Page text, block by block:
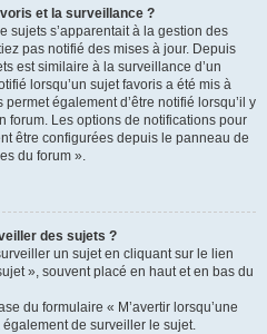
et la surveillance ?
sujets s’apparentait à la gestion des
pas notifié des mises à jour. Depuis
est similaire à la surveillance d’un
lorsqu’un sujet favoris a été mis à
également d’être notifié lorsqu’il y
forum. Les options de notifications pour
être configurées depuis le panneau de
du forum ».
des sujets ?
un sujet en cliquant sur le lien
», souvent placé en haut et en bas du
du formulaire « M’avertir lorsqu’une
de surveiller le sujet.